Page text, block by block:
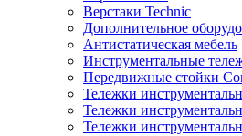
Верстаки Technic
Дополнительное
Антистатическая мебель
Инструментальные
Передвижные стойки
Тележки
Тележки
Тележки